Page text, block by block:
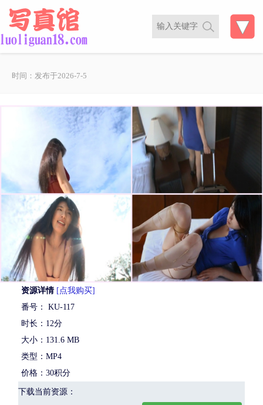
时间：发布于2026-7-5
资源详情 [点我购买]
番号： KU-117
时长：12分
大小：131.6 MB
类型：MP4
价格：30积分
下载当前资源：